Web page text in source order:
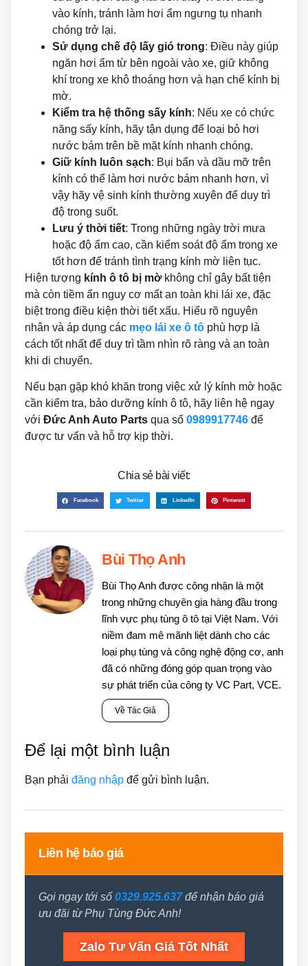
vào kính, tránh làm hơi ẩm ngưng tụ nhanh
chóng trở lại.
Sử dụng chế độ lấy gió trong: Điều này giúp
ngăn hơi ẩm từ bên ngoài vào xe, giữ không
khí trong xe khô thoáng hơn và hạn chế kính bị
mờ.
Kiểm tra hệ thống sấy kính: Nếu xe có chức
năng sấy kính, hãy tận dụng để loại bỏ hơi
nước bám trên bề mặt kính nhanh chóng.
Giữ kính luôn sạch: Bụi bẩn và dầu mỡ trên
kính có thể làm hơi nước bám nhanh hơn, vì
vậy hãy vệ sinh kính thường xuyên để duy trì
độ trong suốt.
Lưu ý thời tiết: Trong những ngày trời mưa
hoặc độ ẩm cao, cần kiểm soát độ ẩm trong xe
tốt hơn để tránh tình trạng kính mờ liên tục.
Hiện tượng kính ô tô bị mờkhông chỉ gây bất tiện
mà còn tiềm ẩn nguy cơ mất an toàn khi lái xe, đặc
biệt trong điều kiện thời tiết xấu. Hiểu rõ nguyên
nhân và áp dụng các mẹo lái xe ô tô phù hợp là
cách tốt nhất để duy trì tầm nhìn rõ ràng và an toàn
khi di chuyển.
Nếu bạn gặp khó khăn trong việc xử lý kính mờ hoặc
cần kiểm tra, bảo dưỡng kính ô tô, hãy liên hệ ngay
với Đức Anh Auto Parts qua số 0989917746 để
được tư vấn và hỗ trợ kịp thời.
Chia sẻ bài viết:
Facebook Twitter LinkedIn Pinterest
Bùi Thọ Anh
Bùi Thọ Anh được công nhận là một
trong những chuyên gia hàng đầu trong
lĩnh vực phụ tùng ô tô tại Việt Nam. Với
niềm đam mê mãnh liệt dành cho các
loại phụ tùng và công nghệ động cơ, anh
đã có những đóng góp quan trọng vào
sự phát triển của công ty VC Part, VCE.
Về Tác Giả
Để lại một bình luận
Bạn phải đăng nhập để gửi bình luận.
Liên hệ báo giá
Gọi ngay tới số 0329.925.637để nhận báo giá
ưu đãi từ Phụ Tùng Đức Anh!
Zalo Tư Vấn Giá Tốt Nhất